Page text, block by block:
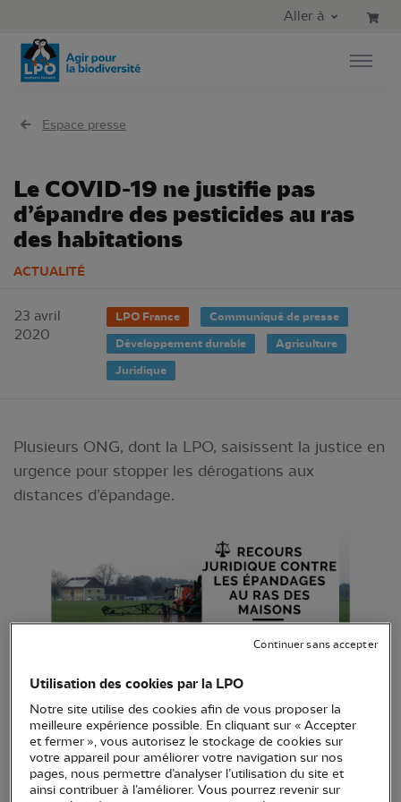
Aller au menu principal
Aller à
Espace presse
Le COVID-19 ne justifie pas
d’épandre des pesticides au ras
des habitations
ACTUALITÉ
23 avril
2020
LPO France
Communiqué de presse
Développement durable
Agriculture
Juridique
Plusieurs ONG, dont la LPO, saisissent la justice en
urgence pour stopper les dérogations aux
distances d’épandage.
Sous le prétexte du Covid-19, le gouvernement
accorde des réductions supplémentaires pour
épandre des pesticides à des distances encore plus
faibles des habitations que celles déjà insuffisantes
Utilisation des cookies par la LPO
Notre site utilise des cookies afin de vous proposer la
meilleure expérience possible. En cliquant sur « Accepter
et fermer », vous autorisez le stockage de cookies sur
votre appareil pour améliorer votre navigation sur nos
pages, nous permettre d’analyser l’utilisation du site et
ainsi contribuer à l’améliorer. Vous pourrez revenir sur
Continuer sans accepter